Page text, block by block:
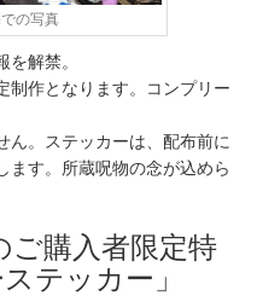
の写真
解禁。
制作となります。コンプリー
ん。ステッカーは、配布前に
ます。所蔵呪物の念が込めら
ご購入者限定特
テッカー」